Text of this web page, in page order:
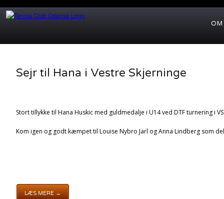
OM
Sejr til Hana i Vestre Skjerninge
Stort tillykke til Hana Huskic med guldmedalje i U14 ved DTF turnering i
Kom igen og godt kæmpet til Louise Nybro Jarl og Anna Lindberg som
LÆS MERE →